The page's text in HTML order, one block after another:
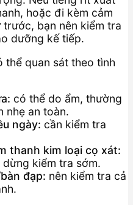
hoặc đi kèm cảm
trước, bạn nên kiểm tra
dưỡng kế tiếp.
thể quan sát theo tình
có thể do ẩm, thường
nhẹ an toàn.
ngày: cần kiểm tra
thanh kim loại cọ xát:
kiểm tra sớm.
đạp: nên kiểm tra cả